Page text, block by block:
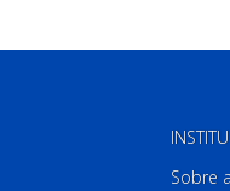
Sobre